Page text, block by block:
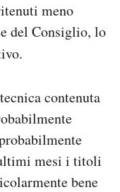
meno
del Consiglio, lo
contenuta
mesi i titoli
bene